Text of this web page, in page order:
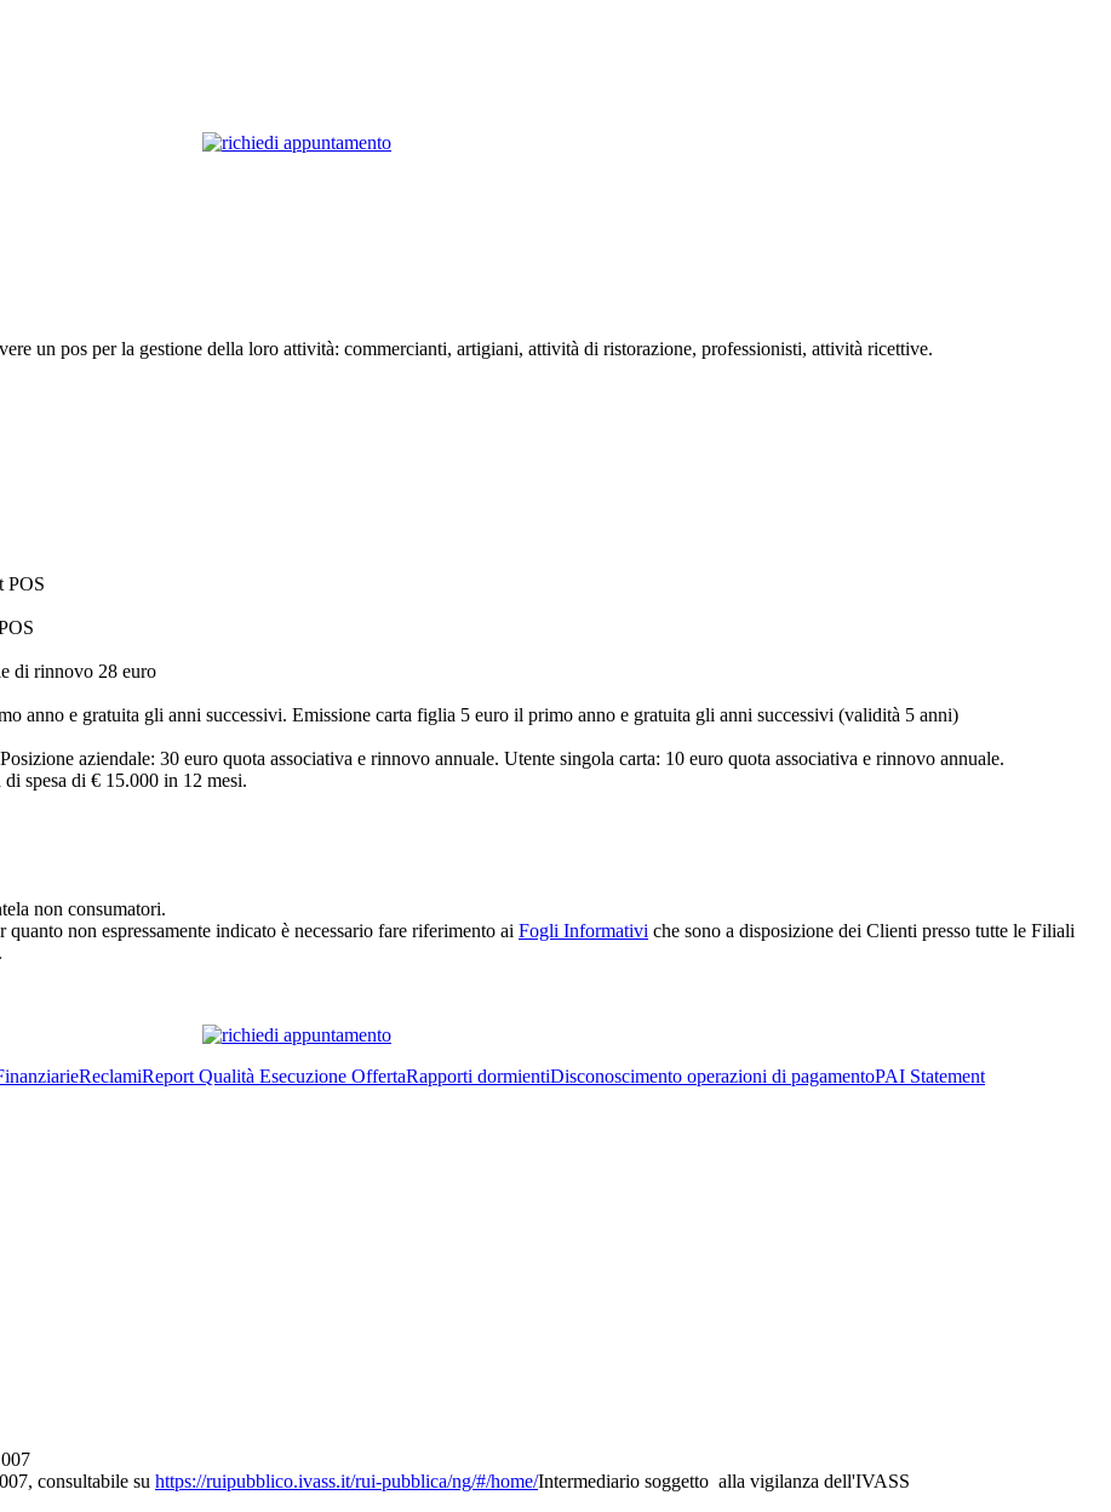
un pos per la gestione della loro attività: commercianti, artigiani, attività di ristorazione, professionisti, attività ricettive.
POS
di rinnovo 28 euro
anno e gratuita gli anni successivi. Emissione carta figlia 5 euro il primo anno e gratuita gli anni successivi (validità 5 anni)
aziendale: 30 euro quota associativa e rinnovo annuale. Utente singola carta: 10 euro quota associativa e rinnovo annuale.
spesa di € 15.000 in 12 mesi.
non consumatori.
non espressamente indicato è necessario fare riferimento ai Fogli Informativi che sono a disposizione dei Clienti presso tutte le Filiali
ReclamiReport Qualità Esecuzione OffertaRapporti dormientiDisconoscimento operazioni di pagamentoPAI Statement
consultabile su https://ruipubblico.ivass.it/rui-pubblica/ng/#/home/Intermediario soggetto alla vigilanza dell'IVASS